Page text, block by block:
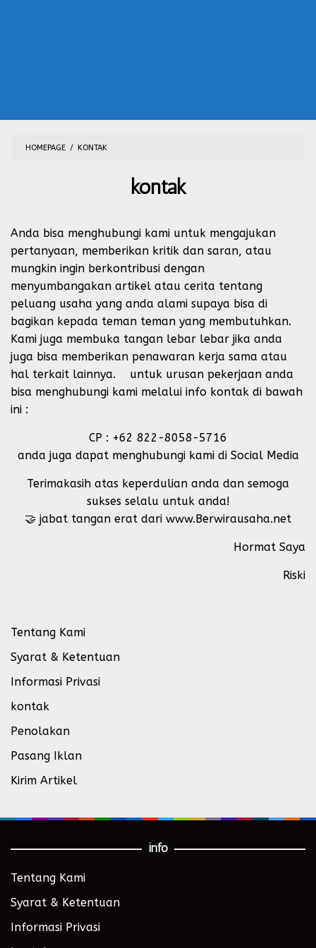
HOMEPAGE / KONTAK
kontak
on
January
22,
2017
Anda bisa menghubungi kami untuk mengajukan
pertanyaan, memberikan kritik dan saran, atau
mungkin ingin berkontribusi dengan
menyumbangakan artikel atau cerita tentang
peluang usaha yang anda alami supaya bisa di
bagikan kepada teman teman yang membutuhkan.
Kami juga membuka tangan lebar lebar jika anda
juga bisa memberikan penawaran kerja sama atau
hal terkait lainnya. untuk urusan pekerjaan anda
bisa menghubungi kami melalui info kontak di bawah
ini :
CP : +62 822-8058-5716
anda juga dapat menghubungi kami di Social Media
Terimakasih atas keperdulian anda dan semoga
sukses selalu untuk anda!
🤝 jabat tangan erat dari www.Berwirausaha.net
Hormat Saya
Riski
Tentang Kami
Syarat & Ketentuan
Informasi Privasi
kontak
Penolakan
Pasang Iklan
Kirim Artikel
info
Tentang Kami
Syarat & Ketentuan
Informasi Privasi